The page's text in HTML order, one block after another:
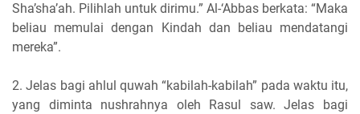
Sha’sha’ah. Pilihlah untuk dirimu.” Al-‘Abbas berkata: “Maka
beliau memulai dengan Kindah dan beliau mendatangi
mereka”.
2. Jelas bagi ahlul quwah “kabilah-kabilah” pada waktu itu,
yang diminta nushrahnya oleh Rasul saw. Jelas bagi